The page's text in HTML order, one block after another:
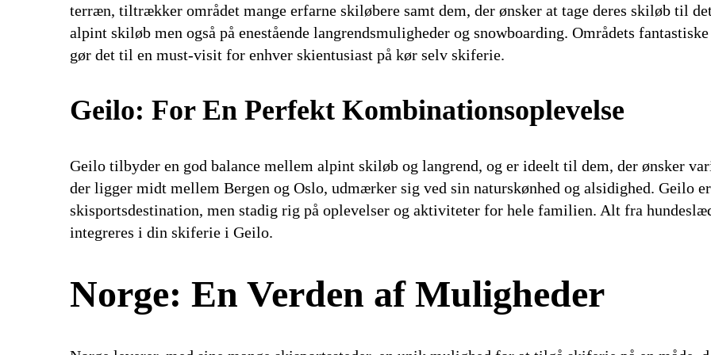
terræn, tiltrækker området mange erfarne skiløbere samt dem, der ønsker at tage deres skiløb til
alpint skiløb men også på enestående langrendsmuligheder og snowboarding. Områdets
gør det til en must-visit for enhver skientusiast på kør selv skiferie.
Geilo: For En Perfekt Kombinationsoplevelse
Geilo tilbyder en god balance mellem alpint skiløb og langrend, og er ideelt til dem, der ønsker
der ligger midt mellem Bergen og Oslo, udmærker sig ved sin naturskønhed og alsidighed. Geilo
skisportsdestination, men stadig rig på oplevelser og aktiviteter for hele familien. Alt fra
integreres i din skiferie i Geilo.
Norge: En Verden af Muligheder